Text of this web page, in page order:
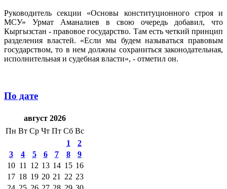
Руководитель секции «Основы конституционного строя и
МСУ» Урмат Аманалиев в свою очередь добавил, что
Кыргызстан - правовое государство. Там есть четкий принцип
разделения властей. «Если мы будем называться правовым
государством, то в нем должны сохраниться законодательная,
исполнительная и судебная власти», - отметил он.
По дате
август 2026
Пн Вт Ср Чт Пт Сб Вс
1
2
3
4 5 6 7 8
9
10 11 12 13 14 15 16
17 18 19 20 21 22 23